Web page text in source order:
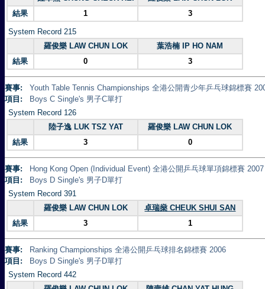
結果
1 3
System Record 215
羅俊樂 LAW CHUN LOK
葉浩楠 IP HO NAM
結果
0 3
賽事:
Youth Table Tennis Championships 全港公開青少年乒乓球錦標賽
項目:
Boys C Single's 男子C單打
System Record 126
陸子逸 LUK TSZ YAT
羅俊樂 LAW CHUN LOK
結果
3 0
賽事:
Hong Kong Open (Individual Event) 全港公開乒乓球單項錦標賽 2007
項目:
Boys D Single's 男子D單打
System Record 391
羅俊樂 LAW CHUN LOK
卓瑞燊 CHEUK SHUI SAN
結果
3 1
賽事:
Ranking Championships 全港公開乒乓球排名錦標賽 2006
項目:
Boys D Single's 男子D單打
System Record 442